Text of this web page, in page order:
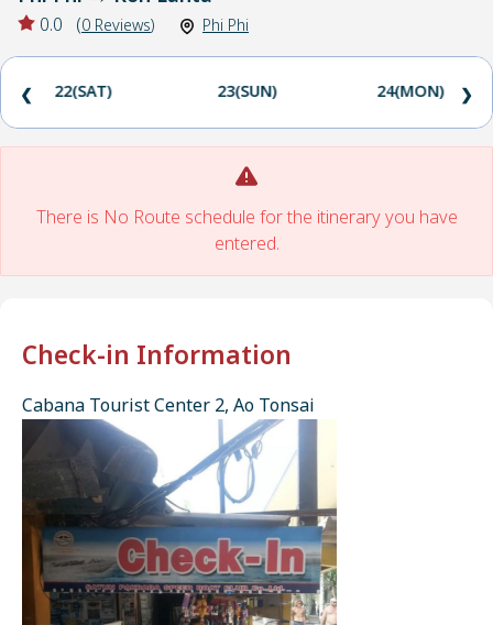
0.0 (0 Reviews) Phi Phi
22(SAT) 23(SUN) 24(MON)
❮ ❯
There is No Route schedule for the itinerary you have
entered.
Check-in Information
Cabana Tourist Center 2, Ao Tonsai